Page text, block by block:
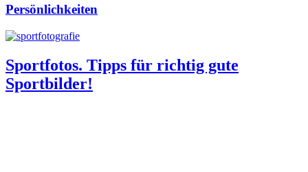
Persönlichkeiten
Sportfotos. Tipps für richtig gute
Sportbilder!